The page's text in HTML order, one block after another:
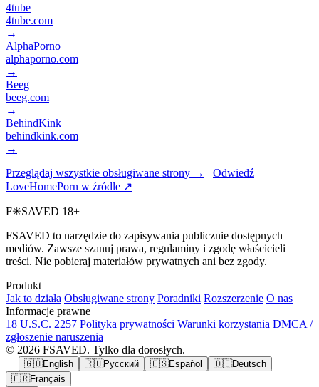
4tube
4tube.com
→
AlphaPorno
alphaporno.com
→
Beeg
beeg.com
→
BehindKink
behindkink.com
→
Przeglądaj wszystkie obsługiwane strony →
Odwiedź
LoveHomePorn w źródle ↗
F✳SAVED 18+
FSAVED to narzędzie do zapisywania publicznie dostępnych
mediów. Zawsze szanuj prawa, regulaminy i zgodę właścicieli
treści. Nie pobieraj materiałów prywatnych ani bez zgody.
Produkt
Jak to działa Obsługiwane strony Poradniki Rozszerzenie O nas
Informacje prawne
18 U.S.C. 2257 Polityka prywatności Warunki korzystania DMCA /
zgłoszenie naruszenia
© 2026 FSAVED. Tylko dla dorosłych.
🇬🇧English 🇷🇺Русский 🇪🇸Español 🇩🇪Deutsch
🇫🇷Français